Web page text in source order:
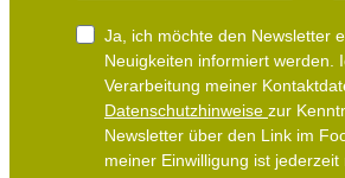
i
Ja, ich möchte den Newsletter
Neuigkeiten informiert werden.
Verarbeitung meiner
Datenschutzhinweise zur
Newsletter über den Link im
meiner Einwilligung ist jederzeit